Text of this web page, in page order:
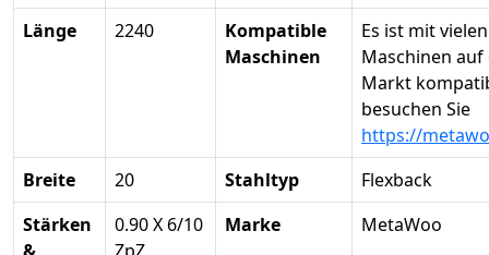
Länge
2240
Kompatible
Maschinen
Es ist mit vielen
Maschinen auf
Markt
besuchen Sie
https://
Breite
20 Stahltyp
Flexback
Stärken
0.90 X 6/10
Marke MetaWoo